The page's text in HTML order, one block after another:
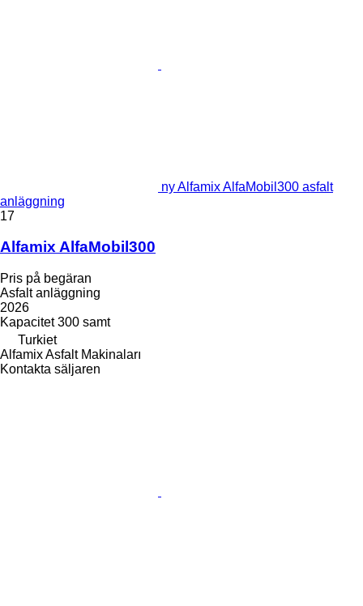
ny Alfamix AlfaMobil300 asfalt
anläggning
17
Alfamix AlfaMobil300
Pris på begäran
Asfalt anläggning
2026
Kapacitet 300 samt
Turkiet
Alfamix Asfalt Makinaları
Kontakta säljaren